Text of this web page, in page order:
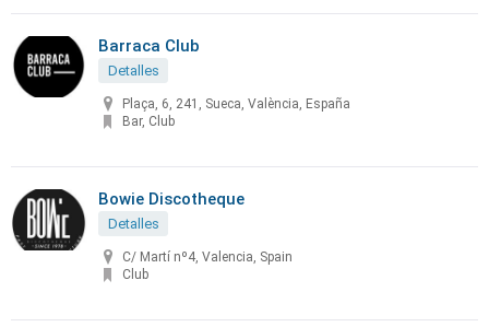
Barraca Club
Detalles
Plaça, 6, 241, Sueca, València, España
Bar, Club
Bowie Discotheque
Detalles
C/ Martí nº4, Valencia, Spain
Club